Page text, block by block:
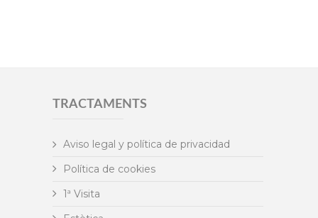
TRACTAMENTS
Aviso legal y política de privacidad
Política de cookies
1ª Visita